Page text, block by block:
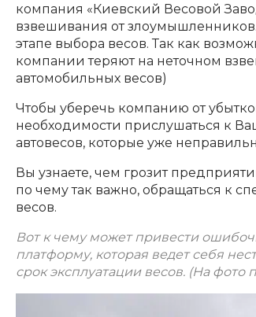
компания «Киевский Весовой
взвешивания от
этапе выбора весов. Так как
компании теряют на неточном
автомобильных весов)
Чтобы уберечь компанию от
необходимости прислушаться к
автовесов, которые уже
Вы узнаете, чем грозит
по чему так важно, обращаться к
весов.
Вот к чему может привести
платформу, которая ведет себя
срок эксплуатации весов. (На